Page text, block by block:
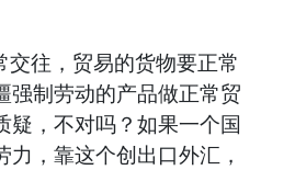
交往，贸易的货物要正常
强制劳动的产品做正常贸
疑，不对吗？如果一个国
力，靠这个创出口外汇，